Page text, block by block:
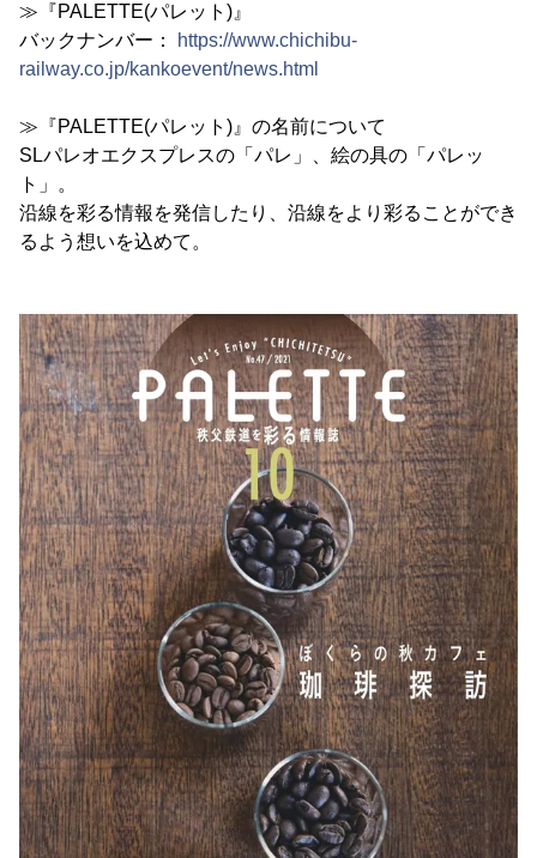
≫『PALETTE(パレット)』
バックナンバー：
https://www.chichibu-
railway.co.jp/kankoevent/news.html
≫『PALETTE(パレット)』の名前について
SLパレオエクスプレスの「パレ」、絵の具の「パレッ
ト」。
沿線を彩る情報を発信したり、沿線をより彩ることができ
るよう想いを込めて。